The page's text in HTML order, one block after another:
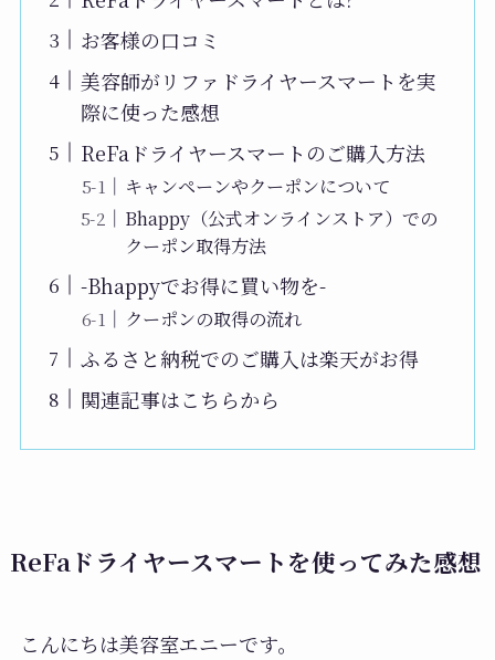
お客様の口コミ
美容師がリファドライヤースマートを実
際に使った感想
ReFaドライヤースマートのご購入方法
キャンペーンやクーポンについて
Bhappy（公式オンラインストア）での
クーポン取得方法
-Bhappyでお得に買い物を-
クーポンの取得の流れ
ふるさと納税でのご購入は楽天がお得
関連記事はこちらから
ReFaドライヤースマートを使ってみた感想
こんにちは美容室エニーです。